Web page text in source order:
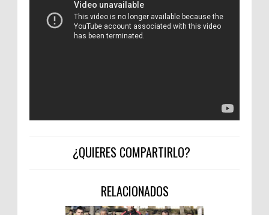
¿QUIERES COMPARTIRLO?
RELACIONADOS